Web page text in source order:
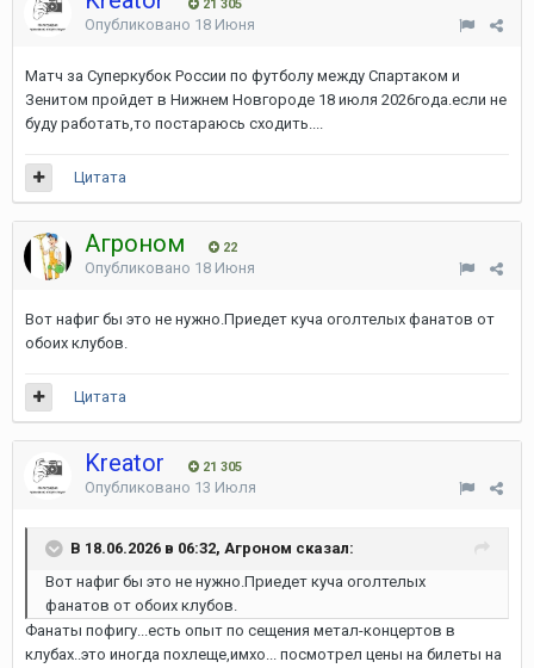
21 305
Опубликовано 18 Июня
Матч за Суперкубок России по футболу между Спартаком и
Зенитом пройдет в Нижнем Новгороде 18 июля 2026года.если не
буду работать,то постараюсь сходить....
Цитата
Агроном 22
Опубликовано 18 Июня
Вот нафиг бы это не нужно.Приедет куча оголтелых фанатов от
обоих клубов.
Цитата
Kreator 21 305
Опубликовано 13 Июля
В 18.06.2026 в 06:32, Агроном сказал:
Вот нафиг бы это не нужно.Приедет куча оголтелых
фанатов от обоих клубов.
Фанаты пофигу...есть опыт по сещения метал-концертов в
клубах..это иногда похлеще,имхо... посмотрел цены на билеты на